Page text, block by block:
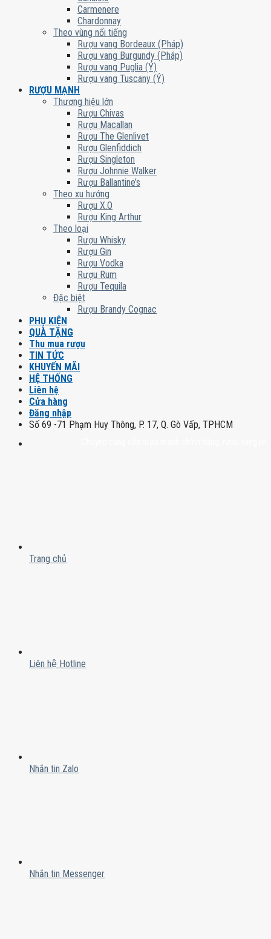
Carmenere
Chardonnay
Theo vùng nổi tiếng
Rượu vang Bordeaux (Pháp)
Rượu vang Burgundy (Pháp)
Rượu vang Puglia (Ý)
Rượu vang Tuscany (Ý)
RƯỢU MẠNH
Thương hiệu lớn
Rượu Chivas
Rượu Macallan
Rượu The Glenlivet
Rượu Glenfiddich
Rượu Singleton
Rượu Johnnie Walker
Rượu Ballantine’s
Theo xu hướng
Rượu X.O
Rượu King Arthur
Theo loại
Rượu Whisky
Rượu Gin
Rượu Vodka
Rượu Rum
Rượu Tequila
Đặc biệt
Rượu Brandy Cognac
PHỤ KIỆN
QUÀ TẶNG
Thu mua rượu
TIN TỨC
KHUYẾN MÃI
HỆ THỐNG
Liên hệ
Cửa hàng
Đăng nhập
Số 69 -71 Phạm Huy Thông, P. 17, Q. Gò Vấp, TPHCM
Trang chủ
Liên hệ Hotline
Nhắn tin Zalo
Nhắn tin Messenger